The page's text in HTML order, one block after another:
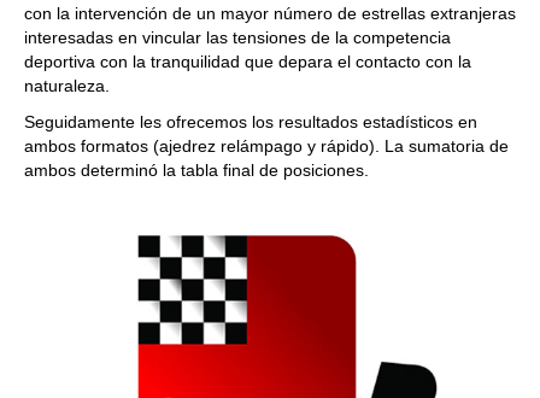
con la intervención de un mayor número de estrellas extranjeras
interesadas en vincular las tensiones de la competencia
deportiva con la tranquilidad que depara el contacto con la
naturaleza.
Seguidamente les ofrecemos los resultados estadísticos en
ambos formatos (ajedrez relámpago y rápido). La sumatoria de
ambos determinó la tabla final de posiciones.